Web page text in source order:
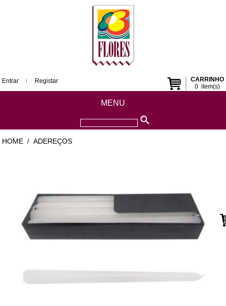
CARRINHO
0item(s)
Entrar Registar
MENU
HOME / ADEREÇOS